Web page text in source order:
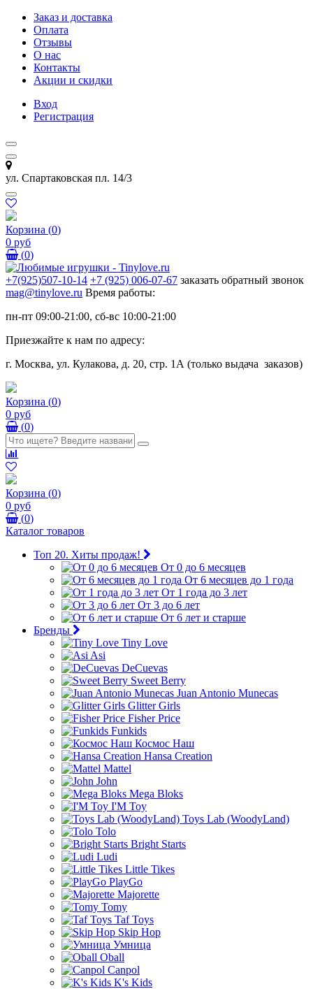
Заказ и доставка
Оплата
Отзывы
О нас
Контакты
Акции и скидки
Вход
Регистрация
ул. Спартаковская пл. 14/3
Корзина (0)
0 руб
(0)
+7(925)507-10-14 +7 (925) 006-07-67 заказать обратный звонок
mag@tinylove.ru Время работы:
пн-пт 09:00-21:00, сб-вс 10:00-21:00
Приезжайте к нам по адресу:
г. Москва, ул. Кулакова, д. 20, стр. 1А (только выдача заказов)
Корзина (0)
0 руб
(0)
Корзина (0)
0 руб
(0)
Каталог товаров
Топ 20. Хиты продаж!
От 0 до 6 месяцев
От 6 месяцев до 1 года
От 1 года до 3 лет
От 3 до 6 лет
От 6 лет и старше
Бренды
Tiny Love
Asi
DeCuevas
Sweet Berry
Juan Antonio Munecas
Glitter Girls
Fisher Price
Funkids
Космос Наш
Hansa Creation
Mattel
John
Mega Bloks
I'M Toy
Toys Lab (WoodyLand)
Tolo
Bright Starts
Ludi
Little Tikes
PlayGo
Majorette
Tomy
Taf Toys
Skip Hop
Умница
Oball
Canpol
K's Kids